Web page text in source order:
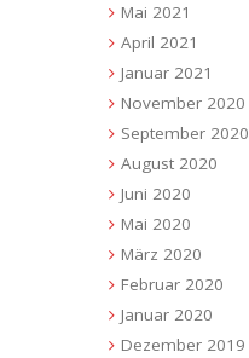
Mai 2021
April 2021
Januar 2021
November 2020
September 2020
August 2020
Juni 2020
Mai 2020
März 2020
Februar 2020
Januar 2020
Dezember 2019